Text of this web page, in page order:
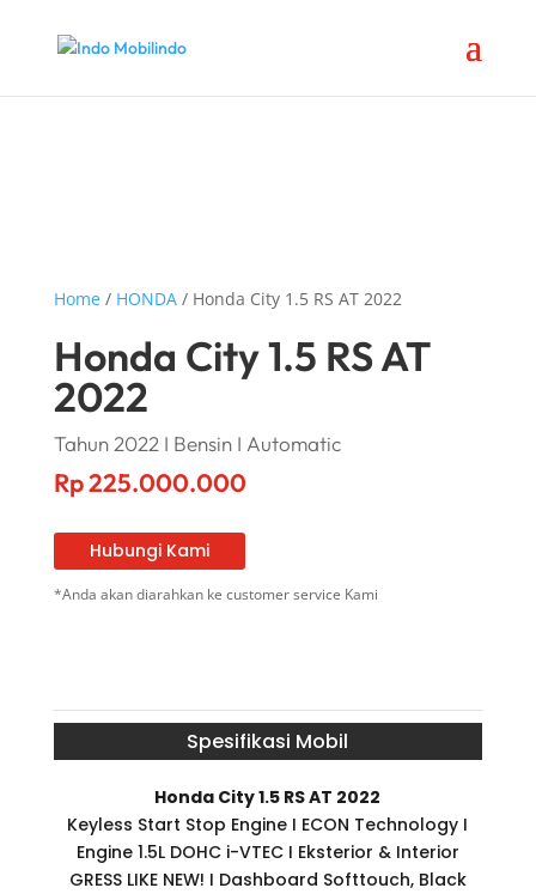
Home/ HONDA/ Honda City 1.5 RS AT 2022
Honda City 1.5 RS AT
2022
Tahun 2022 I Bensin I Automatic
Rp225.000.000
Hubungi Kami
*Anda akan diarahkan ke customer service Kami
Spesifikasi Mobil
Honda City 1.5 RS AT 2022
Keyless Start Stop Engine I ECON Technology I
Engine 1.5L DOHC i-VTEC I Eksterior & Interior
GRESS LIKE NEW! I Dashboard Softtouch, Black